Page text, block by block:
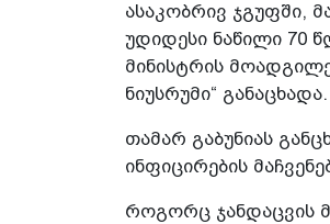
ასაკობრივ ჯგუფში,
უდიდესი ნაწილი 70
მინისტრის
ნიუსრუმი“ განაცხადა.
თამარ გაბუნიას
ინფიცირების
როგორც ჯანდაცვის